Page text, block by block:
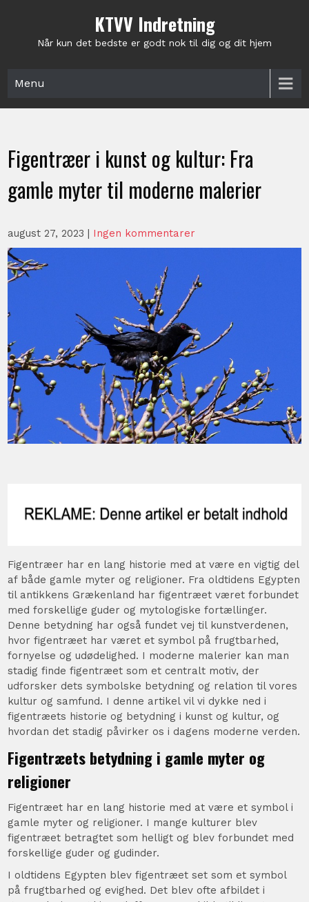
KTVV Indretning
Når kun det bedste er godt nok til dig og dit hjem
Menu
Figentræer i kunst og kultur: Fra
gamle myter til moderne malerier
august 27, 2023 | Ingen kommentarer
Figentræer har en lang historie med at være en vigtig del
af både gamle myter og religioner. Fra oldtidens Egypten
til antikkens Grækenland har figentræet været forbundet
med forskellige guder og mytologiske fortællinger.
Denne betydning har også fundet vej til kunstverdenen,
hvor figentræet har været et symbol på frugtbarhed,
fornyelse og udødelighed. I moderne malerier kan man
stadig finde figentræet som et centralt motiv, der
udforsker dets symbolske betydning og relation til vores
kultur og samfund. I denne artikel vil vi dykke ned i
figentræets historie og betydning i kunst og kultur, og
hvordan det stadig påvirker os i dagens moderne verden.
Figentræets betydning i gamle myter og
religioner
Figentræet har en lang historie med at være et symbol i
gamle myter og religioner. I mange kulturer blev
figentræet betragtet som helligt og blev forbundet med
forskellige guder og gudinder.
I oldtidens Egypten blev figentræet set som et symbol
på frugtbarhed og evighed. Det blev ofte afbildet i